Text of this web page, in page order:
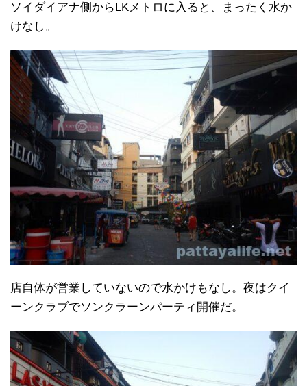
ソイダイアナ側からLKメトロに入ると、まったく水か
けなし。
店自体が営業していないので水かけもなし。夜はクイ
ーンクラブでソンクラーンパーティ開催だ。